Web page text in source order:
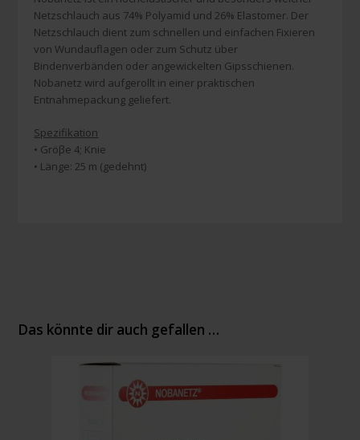
Netzschlauch aus 74% Polyamid und 26% Elastomer. Der
Netzschlauch dient zum schnellen und einfachen Fixieren
von Wundauflagen oder zum Schutz über
Bindenverbänden oder angewickelten Gipsschienen.
Nobanetz wird aufgerollt in einer praktischen
Entnahmepackung geliefert.
Spezifikation
• Gröβe 4; Knie
• Länge: 25 m (gedehnt)
Das könnte dir auch gefallen …